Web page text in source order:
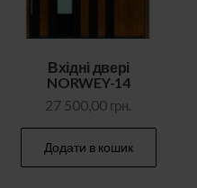
Вхідні двері
NORWEY-14
27 500,00 грн.
Додати в кошик